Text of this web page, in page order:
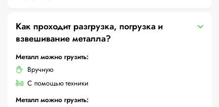
Как проходит разгрузка, погрузка и
взвешивание металла?
Металл можно грузить:
Вручную
С помощью техники
Металл можно грузить: